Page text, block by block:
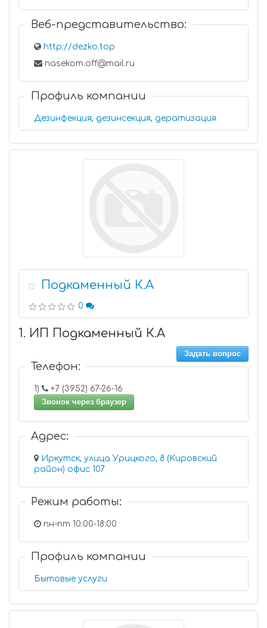
Веб-представительство:
http://dezko.top
nasekom.off@mail.ru
Профиль компании
Дезинфекция, дезинсекция, дератизация
12 Подкаменный К.А
0
1. ИП Подкаменный К.А
Задать вопрос
Телефон:
1)
+7 (3952) 67-26-16
Звонок через браузер
Адрес:
Иркутск, улица Урицкого, 8 (Кировский
район) офис 107
Режим работы:
пн-пт 10:00-18:00
Профиль компании
Бытовые услуги